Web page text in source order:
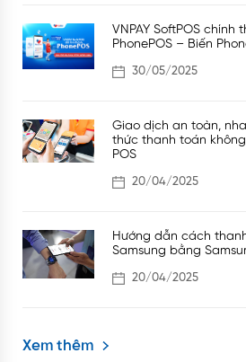
VNPAY SoftPOS chính
PhonePOS – Biến
30/05/2025
Giao dịch an toàn,
thức thanh toán
POS
20/04/2025
Hướng dẫn cách
Samsung bằng
20/04/2025
Xem thêm